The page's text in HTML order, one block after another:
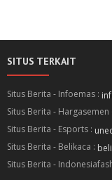
SITUS TERKAIT
Situs Berita - Infoemas :
Situs Berita - Hargasemen :
Situs Berita - Esports :
Situs Berita - Belikaca :
Situs Berita -